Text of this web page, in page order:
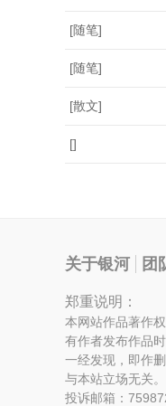
[随笔]
[随笔]
[散文]
[]
关于银河 团
郑重说明：
本网站作品著作
有作者发布作品
一经发现，即作
与本站立场无关。
投诉邮箱：